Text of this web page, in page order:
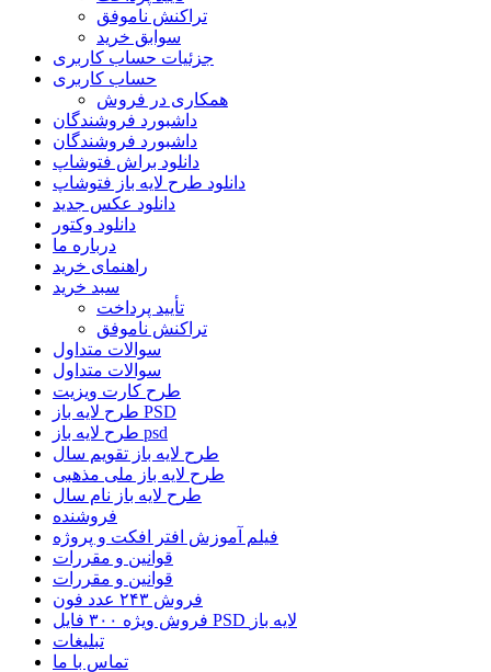
تراکنش ناموفق
سوابق خرید
جزئیات حساب کاربری
حساب کاربری
همکاری در فروش
داشبورد فروشندگان
داشبورد فروشندگان
دانلود براش فتوشاپ
دانلود طرح لایه باز فتوشاپ
دانلود عکس جدید
دانلود وکتور
درباره ما
راهنمای خرید
سبد خرید
تأیید پرداخت
تراکنش ناموفق
سوالات متداول
سوالات متداول
طرح کارت ویزیت
طرح لایه باز PSD
طرح لایه باز psd
طرح لایه باز تقویم سال
طرح لایه باز ملی مذهبی
طرح لایه باز نام سال
فروشنده
فیلم آموزش افتر افکت و پروژه
قوانین و مقررات
قوانین و مقررات
فروش ۲۴۳ عدد فون
فروش ویژه ۳۰۰ فایل PSD لایه باز
تبلیغات
تماس با ما